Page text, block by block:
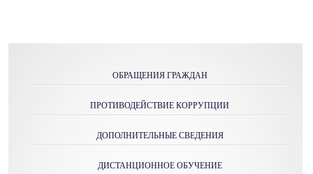
ОБРАЩЕНИЯ ГРАЖДАН
ПРОТИВОДЕЙСТВИЕ КОРРУПЦИИ
ДОПОЛНИТЕЛЬНЫЕ СВЕДЕНИЯ
ДИСТАНЦИОННОЕ ОБУЧЕНИЕ